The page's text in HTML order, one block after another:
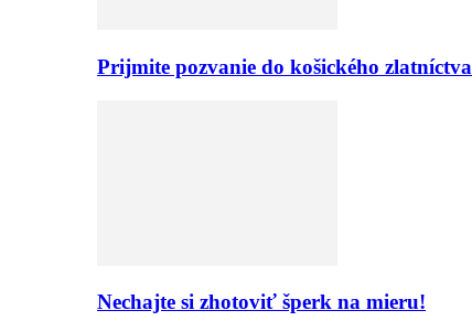
Prijmite pozvanie do košického zlatníctva
Nechajte si zhotoviť šperk na mieru!